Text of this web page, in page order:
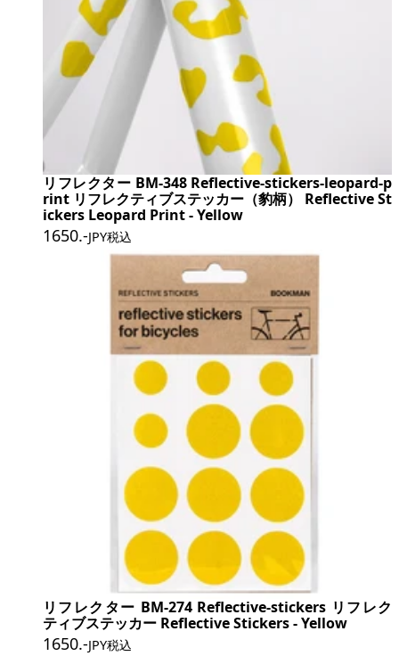
リフレクター BM-348 Reflective-stickers-leopard-p
rint リフレクティブステッカー（豹柄） Reflective St
ickers Leopard Print - Yellow
1650.-JPY税込
リフレクター BM-274 Reflective-stickers リフレク
ティブステッカー Reflective Stickers - Yellow
1650.-JPY税込